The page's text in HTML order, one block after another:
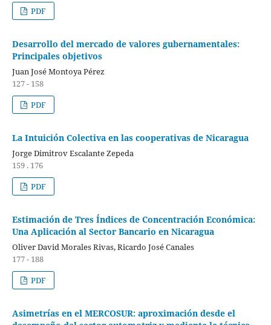
PDF
Desarrollo del mercado de valores gubernamentales:
Principales objetivos
Juan José Montoya Pérez
127 - 158
PDF
La Intuición Colectiva en las cooperativas de Nicaragua
Jorge Dimitrov Escalante Zepeda
159 . 176
PDF
Estimación de Tres Índices de Concentración Económica:
Una Aplicación al Sector Bancario en Nicaragua
Oliver David Morales Rivas, Ricardo José Canales
177 - 188
PDF
Asimetrías en el MERCOSUR: aproximación desde el